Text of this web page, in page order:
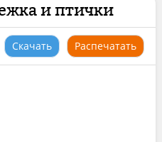
и птички
Скачать Распечатать